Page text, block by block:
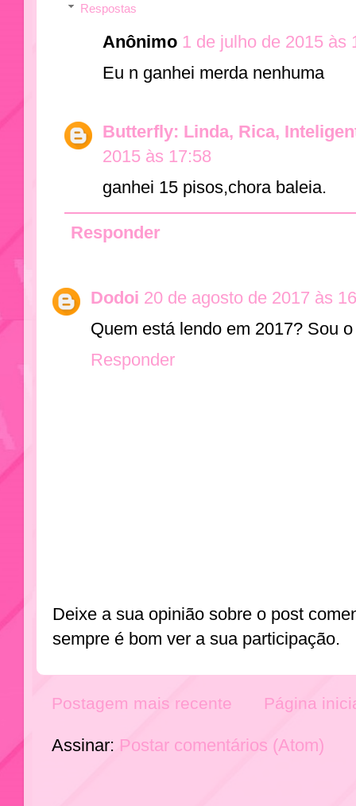
Respostas
Anônimo 1 de julho de 2015 às
Eu n ganhei merda nenhuma
Butterfly: Linda, Rica,
2015 às 17:58
ganhei 15 pisos,chora baleia.
Responder
Dodoi 20 de agosto de 2017 às
Quem está lendo em 2017? Sou
Responder
Deixe a sua opinião sobre o post
sempre é bom ver a sua participação.
Postagem mais recente Página
Assinar: Postar comentários (Atom)